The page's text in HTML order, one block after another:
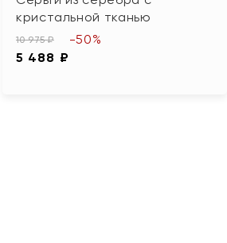
кристальной тканью
10 975 ₽
5 488 ₽
-50%